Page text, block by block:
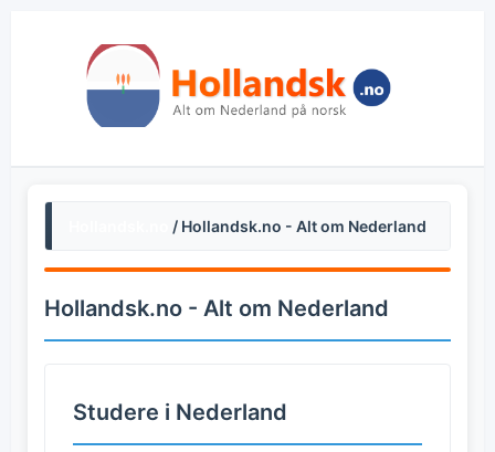
/ Hollandsk.no - Alt om Nederland
Hollandsk.no - Alt om Nederland
Studere i Nederland